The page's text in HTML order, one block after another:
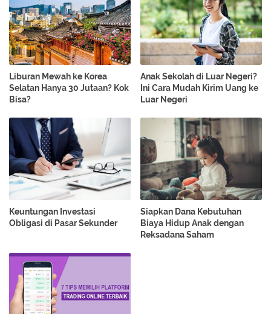
Liburan Mewah ke Korea
Selatan Hanya 30 Jutaan? Kok
Bisa?
Anak Sekolah di Luar Negeri?
Ini Cara Mudah Kirim Uang ke
Luar Negeri
Keuntungan Investasi
Obligasi di Pasar Sekunder
Siapkan Dana Kebutuhan
Biaya Hidup Anak dengan
Reksadana Saham